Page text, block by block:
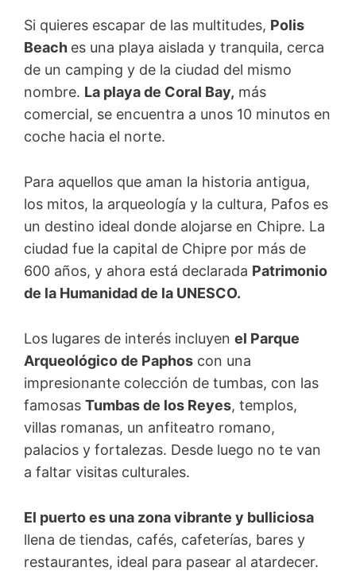
Si quieres escapar de las multitudes, Polis
Beach es una playa aislada y tranquila, cerca
de un camping y de la ciudad del mismo
nombre. La playa de Coral Bay, más
comercial, se encuentra a unos 10 minutos en
coche hacia el norte.
Para aquellos que aman la historia antigua,
los mitos, la arqueología y la cultura, Pafos es
un destino ideal donde alojarse en Chipre. La
ciudad fue la capital de Chipre por más de
600 años, y ahora está declarada Patrimonio
de la Humanidad de la UNESCO.
Los lugares de interés incluyen el Parque
Arqueológico de Paphos con una
impresionante colección de tumbas, con las
famosas Tumbas de los Reyes, templos,
villas romanas, un anfiteatro romano,
palacios y fortalezas. Desde luego no te van
a faltar visitas culturales.
El puerto es una zona vibrante y bulliciosa
llena de tiendas, cafés, cafeterías, bares y
restaurantes, ideal para pasear al atardecer.